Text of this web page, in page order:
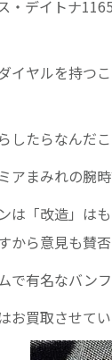
・デイトナ
イヤルを持つ
したらなんだ
アまみれの腕
は「改造」は
ら意見も賛否
で有名なバン
お買取させて